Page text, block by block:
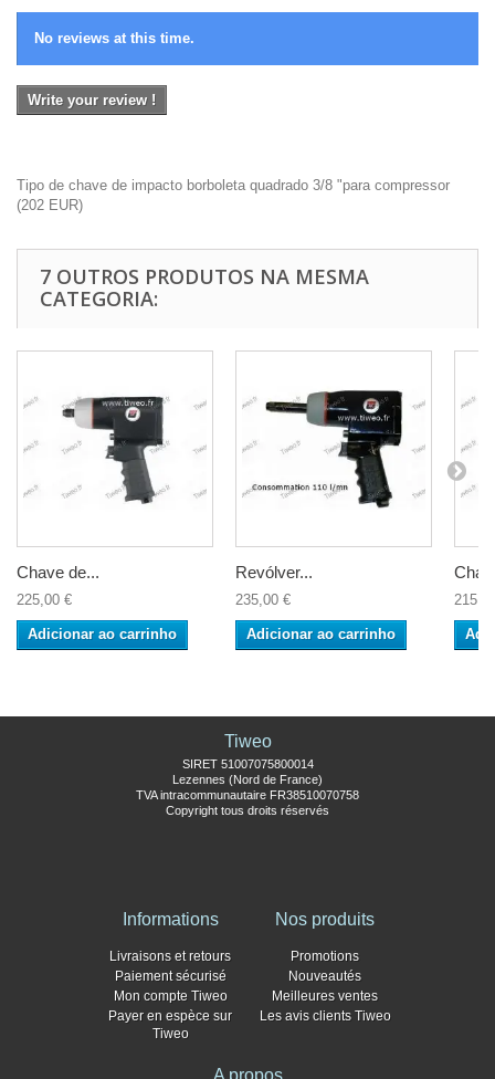
No reviews at this time.
Write your review !
Tipo de chave de impacto borboleta quadrado 3/8 "para compressor
(202 EUR)
7 OUTROS PRODUTOS NA MESMA
CATEGORIA:
Chave de...
225,00 €
Adicionar ao carrinho
Revólver...
235,00 €
Adicionar ao carrinho
Tiweo
SIRET 51007075800014
Lezennes (Nord de France)
TVA intracommunautaire FR38510070758
Copyright tous droits réservés
Informations
Livraisons et retours
Paiement sécurisé
Mon compte Tiweo
Payer en espèce sur
Tiweo
Nos produits
Promotions
Nouveautés
Meilleures ventes
Les avis clients Tiweo
A propos